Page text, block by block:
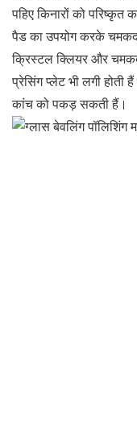
पहिए किनारों को
पैड का उपयोग करके
क्रिस्टल क्लियर और
प्रेसिंग प्लेट भी लगी होती
कांच को पकड़ सकती हैं।